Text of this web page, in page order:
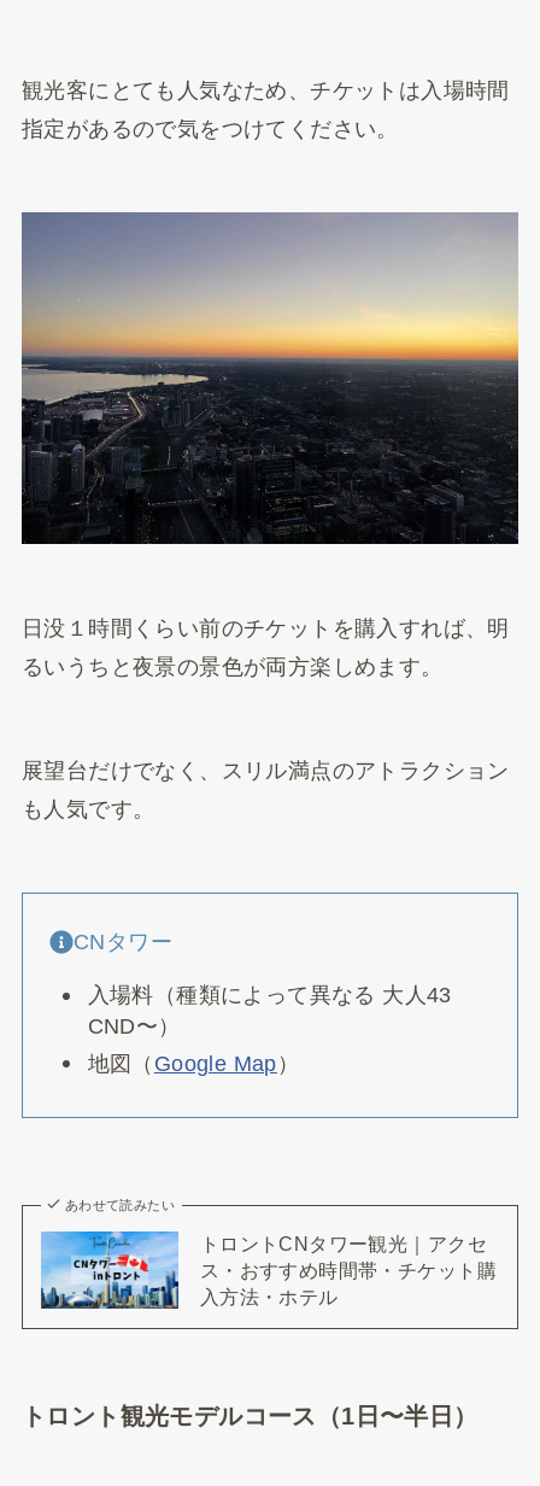
観光客にとても人気なため、チケットは入場時間
指定があるので気をつけてください。
日没１時間くらい前のチケットを購入すれば、明
るいうちと夜景の景色が両方楽しめます。
展望台だけでなく、スリル満点のアトラクション
も人気です。
CNタワー
入場料（種類によって異なる 大人43
CND〜）
地図（ Google Map ）
あわせて読みたい
トロントCNタワー観光｜アクセ
ス・おすすめ時間帯・チケット購
入方法・ホテル
トロント観光モデルコース（1日〜半日）